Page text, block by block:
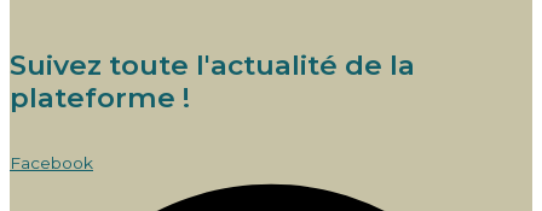
Suivez toute l'actualité de la
plateforme !
Facebook